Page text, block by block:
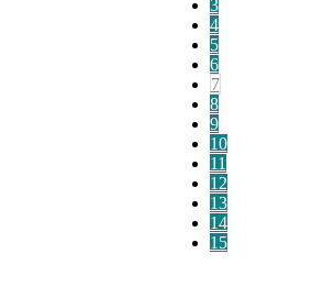
3
4
5
6
7
8
9
10
11
12
13
14
15